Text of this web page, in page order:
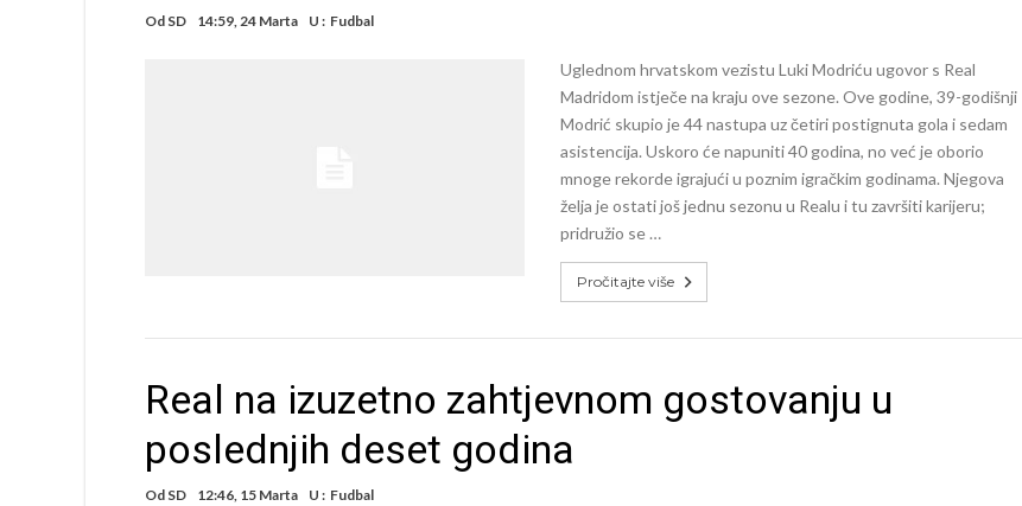
Od SD 14:59, 24 Marta U : Fudbal
Uglednom hrvatskom vezistu Luki Modriću ugovor s Real
Madridom istječe na kraju ove sezone. Ove godine, 39-godišnji
Modrić skupio je 44 nastupa uz četiri postignuta gola i sedam
asistencija. Uskoro će napuniti 40 godina, no već je oborio
mnoge rekorde igrajući u poznim igračkim godinama. Njegova
želja je ostati još jednu sezonu u Realu i tu završiti karijeru;
pridružio se …
Pročitajte više
Real na izuzetno zahtjevnom gostovanju u
poslednjih deset godina
Od SD 12:46, 15 Marta U : Fudbal